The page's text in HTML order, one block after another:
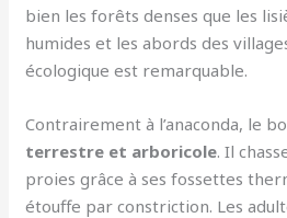
bien les forêts denses que les
humides et les abords des
écologique est remarquable.
Contrairement à l’anaconda, le
terrestre et arboricole. Il
proies grâce à ses fossettes
étouffe par constriction. Les